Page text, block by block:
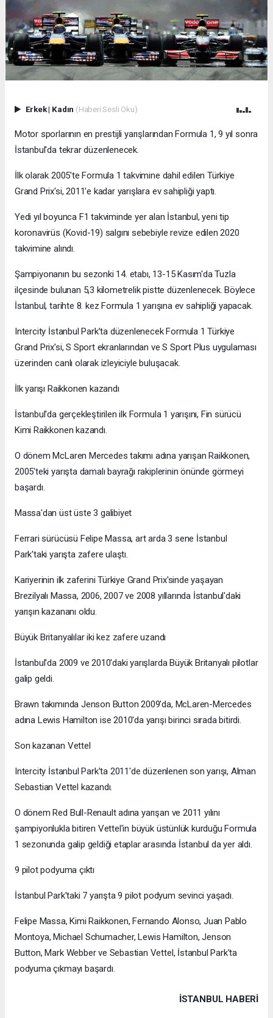
Erkek| Kadın (Haberi Sesli Oku)
Motor sporlarının en prestijli yarışlarından Formula 1, 9 yıl sonra
İstanbul'da tekrar düzenlenecek.
İlk olarak 2005'te Formula 1 takvimine dahil edilen Türkiye
Grand Prix'si, 2011'e kadar yarışlara ev sahipliği yaptı.
Yedi yıl boyunca F1 takviminde yer alan İstanbul, yeni tip
koronavirüs (Kovid-19) salgını sebebiyle revize edilen 2020
takvimine alındı.
Şampiyonanın bu sezonki 14. etabı, 13-15 Kasım'da Tuzla
ilçesinde bulunan 5,3 kilometrelik pistte düzenlenecek. Böylece
İstanbul, tarihte 8. kez Formula 1 yarışına ev sahipliği yapacak.
Intercity İstanbul Park’ta düzenlenecek Formula 1 Türkiye
Grand Prix'si, S Sport ekranlarından ve S Sport Plus uygulaması
üzerinden canlı olarak izleyiciyle buluşacak.
İlk yarışı Raikkonen kazandı
İstanbul'da gerçekleştirilen ilk Formula 1 yarışını, Fin sürücü
Kimi Raikkonen kazandı.
O dönem McLaren Mercedes takımı adına yarışan Raikkonen,
2005'teki yarışta damalı bayrağı rakiplerinin önünde görmeyi
başardı.
Massa'dan üst üste 3 galibiyet
Ferrari sürücüsü Felipe Massa, art arda 3 sene İstanbul
Park'taki yarışta zafere ulaştı.
Kariyerinin ilk zaferini Türkiye Grand Prix'sinde yaşayan
Brezilyalı Massa, 2006, 2007 ve 2008 yıllarında İstanbul'daki
yarışın kazananı oldu.
Büyük Britanyalılar iki kez zafere uzandı
İstanbul'da 2009 ve 2010'daki yarışlarda Büyük Britanyalı pilotlar
galip geldi.
Brawn takımında Jenson Button 2009'da, McLaren-Mercedes
adına Lewis Hamilton ise 2010'da yarışı birinci sırada bitirdi.
Son kazanan Vettel
Intercity İstanbul Park'ta 2011'de düzenlenen son yarışı, Alman
Sebastian Vettel kazandı.
O dönem Red Bull-Renault adına yarışan ve 2011 yılını
şampiyonlukla bitiren Vettel'in büyük üstünlük kurduğu Formula
1 sezonunda galip geldiği etaplar arasında İstanbul da yer aldı.
9 pilot podyuma çıktı
İstanbul Park'taki 7 yarışta 9 pilot podyum sevinci yaşadı.
Felipe Massa, Kimi Raikkonen, Fernando Alonso, Juan Pablo
Montoya, Michael Schumacher, Lewis Hamilton, Jenson
Button, Mark Webber ve Sebastian Vettel, İstanbul Park'ta
podyuma çıkmayı başardı.
İSTANBUL HABERİ